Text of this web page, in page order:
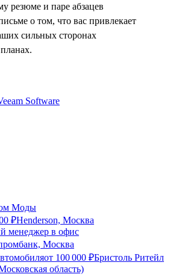
резюме и паре абзацев
о том, что вас привлекает
сильных сторонах
Software
Моды
₽Henderson, Москва
менеджер в офис
Москва
от 100 000 ₽Бристоль Ритейл
область)